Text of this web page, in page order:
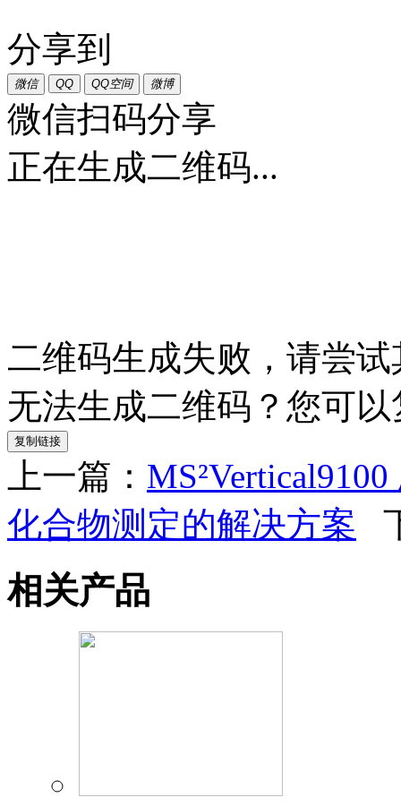
分享到
微信 QQ QQ空间 微博
微信扫码分享
正在生成二维码...
二维码生成失败，请尝
无法生成二维码？您可
复制链接
上一篇：
化合物测定的解决方案
相关产品